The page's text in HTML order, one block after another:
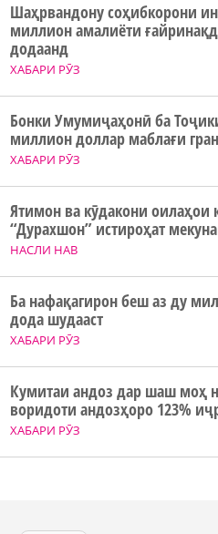
ХАБАРИ РӮЗ
Шаҳрвандону соҳибкорони
миллион амалиёти
додаанд
ХАБАРИ РӮЗ
Бонки Умумиҷаҳонӣ ба
миллион доллар маблағи
НАСЛИ НАВ
Ятимон ва кӯдакони оилаҳои
“Дурахшон” истироҳат
ХАБАРИ РӮЗ
Ба нафақагирон беш аз ду
дода шудааст
ХАБАРИ РӮЗ
Кумитаи андоз дар шаш моҳ
воридоти андозҳоро 123%